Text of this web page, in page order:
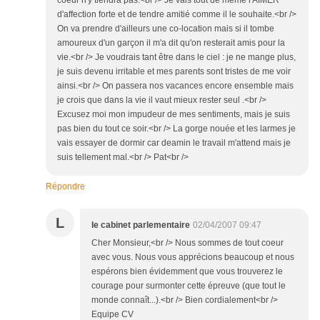
d'affection forte et de tendre amitié comme il le souhaite.<br />
On va prendre d'ailleurs une co-location mais si il tombe
amoureux d'un garçon il m'a dit qu'on resterait amis pour la
vie.<br /> Je voudrais tant être dans le ciel : je ne mange plus,
je suis devenu irritable et mes parents sont tristes de me voir
ainsi.<br /> On passera nos vacances encore ensemble mais
je crois que dans la vie il vaut mieux rester seul .<br />
Excusez moi mon impudeur de mes sentiments, mais je suis
pas bien du tout ce soir.<br /> La gorge nouée et les larmes je
vais essayer de dormir car deamin le travail m'attend mais je
suis tellement mal.<br /> Pat<br />
Répondre
L le cabinet parlementaire 02/04/2007 09:47
Cher Monsieur,<br /> Nous sommes de tout coeur
avec vous. Nous vous apprécions beaucoup et nous
espérons bien évidemment que vous trouverez le
courage pour surmonter cette épreuve (que tout le
monde connaît...).<br /> Bien cordialement<br />
Equipe CV